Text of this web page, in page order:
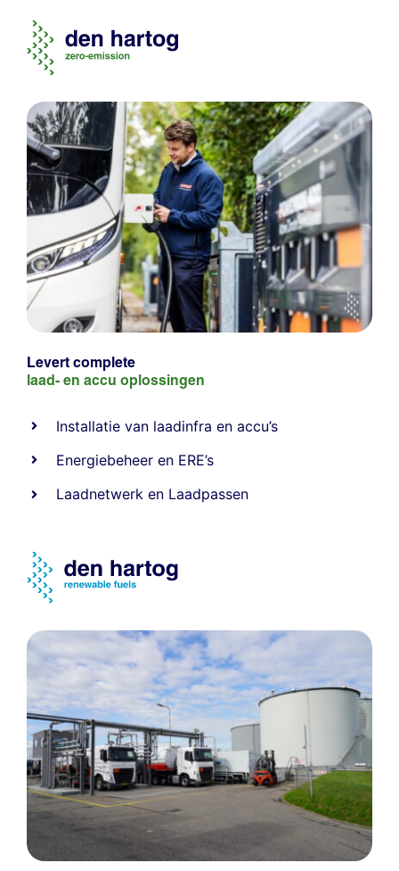
Levert complete
laad- en accu oplossingen
Installatie van laadinfra en accu’s
Energiebeheer en ERE’s
Laadnetwerk en Laadpassen